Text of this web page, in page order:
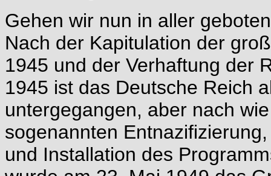
Gehen wir nun in aller
Nach der Kapitulation der
1945 und der Verhaftung der
1945 ist das Deutsche Reich
untergegangen, aber nach
sogenannten
und Installation des